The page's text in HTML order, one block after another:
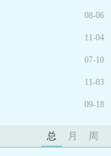
08-06
11-04
07-10
11-03
09-18
总 月 周